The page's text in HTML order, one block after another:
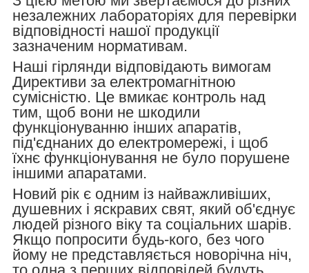
незалежних лабораторіях для перевірки
відповідності нашої продукції
зазначеним нормативам.
Наші гірлянди відповідають вимогам
Директиви за електромагнітною
сумісністю. Це вмикає контроль над
тим, щоб вони не шкодили
функціонуванню інших апаратів,
під'єднаних до електромережі, і щоб
їхнє функціонування не було порушене
іншими апаратами.
Новий рік є одним із найважливіших,
душевних і яскравих свят, який об'єднує
людей різного віку та соціальних шарів.
Якщо попросити будь-кого, без чого
йому не представляється новорічна ніч,